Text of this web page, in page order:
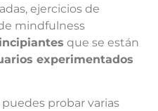
ejercicios de
mindfulness
que se están
experimentados
probar varias